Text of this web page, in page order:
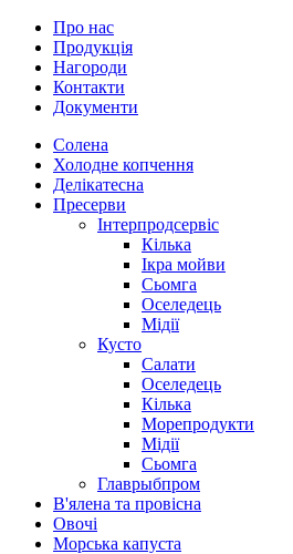
Про нас
Продукція
Нагороди
Контакти
Документи
Солена
Холодне копчення
Делікатесна
Пресерви
Інтерпродсервіс
Кілька
Ікра мойви
Сьомга
Оселедець
Мідії
Кусто
Салати
Оселедець
Кілька
Морепродукти
Мідії
Сьомга
Главрыбпром
В'ялена та провісна
Овочі
Морська капуста